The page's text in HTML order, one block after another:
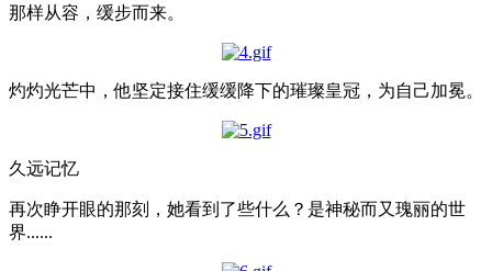
那样从容，缓步而来。
灼灼光芒中，他坚定接住缓缓降下的璀璨皇冠，为自己加冕。
久远记忆
再次睁开眼的那刻，她看到了些什么？是神秘而又瑰丽的世
界......